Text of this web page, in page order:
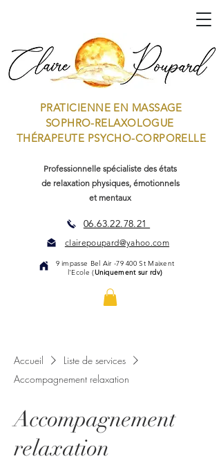
06.63.22.78.21
clairepoupard@yahoo.com
9 impasse Bel Air -79 400 St Maixent
l'Ecole (Uniquement sur rdv)
PRATICIENNE EN MASSAGE
SOPHRO-RELAXOLOGUE
THÉRAPEUTE PSYCHO-CORPORELLE
Professionnelle spécialiste des états
de relaxation physiques, émotionnels
et mentaux
Accueil
Liste de services
Accompagnement relaxation
Accompagnement
relaxation